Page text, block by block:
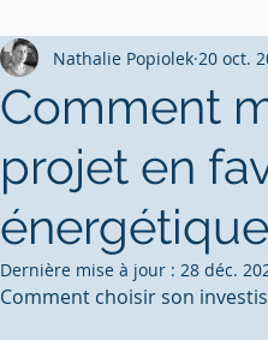
Comment
projet en
Nathalie Popiolek 20 oct.
Dernière mise à jour : 28 déc.
Comment choisir son